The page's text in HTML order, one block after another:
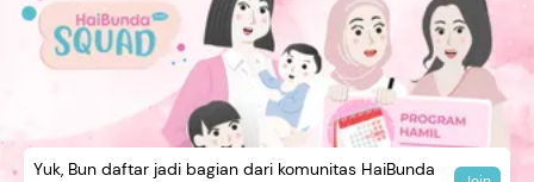
Yuk, Bun daftar jadi bagian dari komunitas HaiBunda